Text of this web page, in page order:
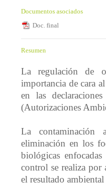
Documentos asociados
Doc. final
Resumen
La regulación de
importancia de cara
en las
(Autorizaciones
La contaminación
eliminación en los
biológicas
control se realiza por
el resultado ambiental